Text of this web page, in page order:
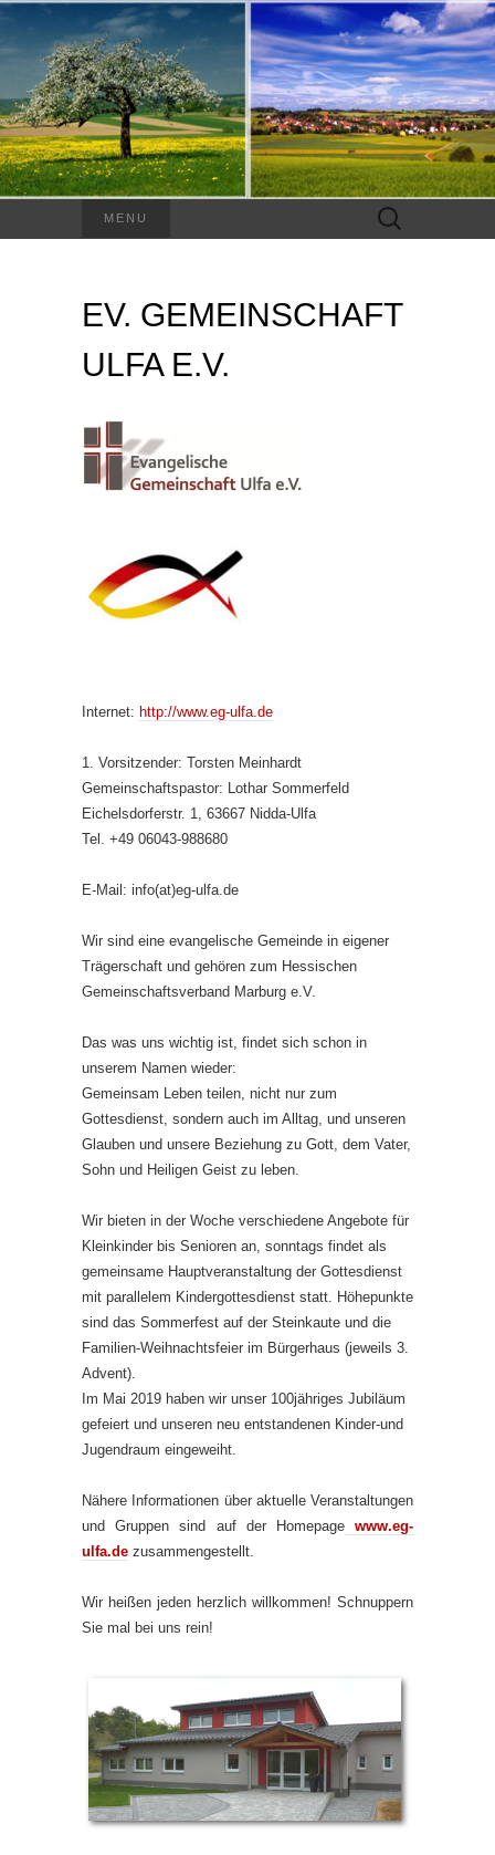
MENU
Suchen
nach:
EV. GEMEINSCHAFT
ULFA E.V.
Internet: http://www.eg-ulfa.de
1. Vorsitzender: Torsten Meinhardt
Gemeinschaftspastor: Lothar Sommerfeld
Eichelsdorferstr. 1, 63667 Nidda-Ulfa
Tel. +49 06043-988680
E-Mail: info(at)eg-ulfa.de
Wir sind eine evangelische Gemeinde in eigener
Trägerschaft und gehören zum Hessischen
Gemeinschaftsverband Marburg e.V.
Das was uns wichtig ist, findet sich schon in
unserem Namen wieder:
Gemeinsam Leben teilen, nicht nur zum
Gottesdienst, sondern auch im Alltag, und unseren
Glauben und unsere Beziehung zu Gott, dem Vater,
Sohn und Heiligen Geist zu leben.
Wir bieten in der Woche verschiedene Angebote für
Kleinkinder bis Senioren an, sonntags findet als
gemeinsame Hauptveranstaltung der Gottesdienst
mit parallelem Kindergottesdienst statt. Höhepunkte
sind das Sommerfest auf der Steinkaute und die
Familien-Weihnachtsfeier im Bürgerhaus (jeweils 3.
Advent).
Im Mai 2019 haben wir unser 100jähriges Jubiläum
gefeiert und unseren neu entstandenen Kinder-und
Jugendraum eingeweiht.
Nähere Informationen über aktuelle Veranstaltungen
und Gruppen sind auf der Homepagewww.eg-
ulfa.de zusammengestellt.
Wir heißen jeden herzlich willkommen! Schnuppern
Sie mal bei uns rein!